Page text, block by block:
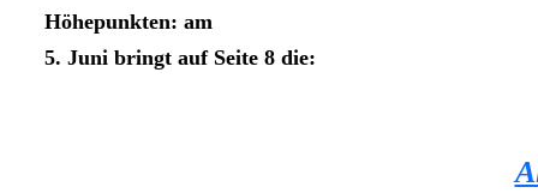
Höhepunkten: am
5. Juni bringt auf Seite 8 die: